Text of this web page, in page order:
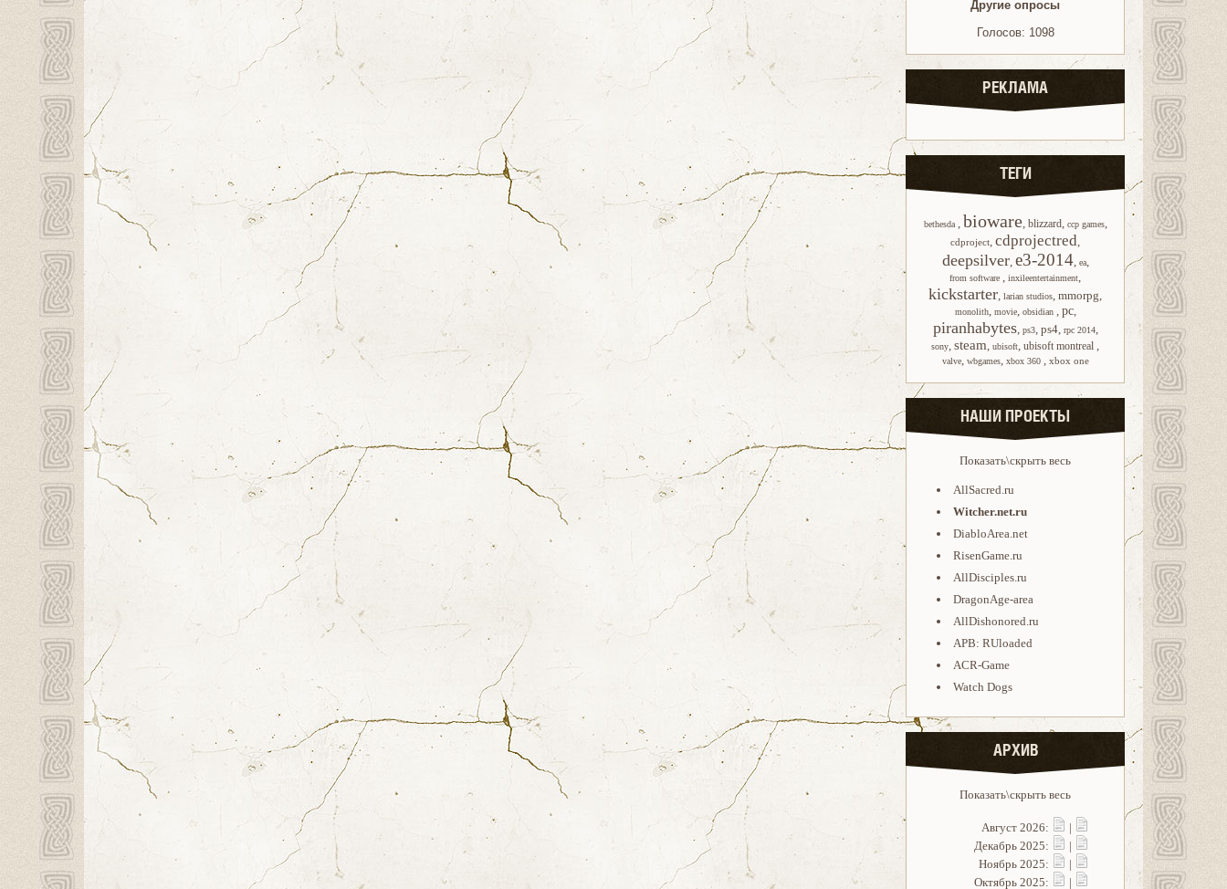
Другие опросы
Голосов: 1098
РЕКЛАМА
ТЕГИ
bethesda , bioware, blizzard, ccp games,
cdproject, cdprojectred,
deepsilver, e3-2014, ea,
from software , inxileentertainment,
kickstarter, larian studios, mmorpg,
monolith, movie, obsidian , pc,
piranhabytes, ps3, ps4, rpc 2014,
sony, steam, ubisoft, ubisoft montreal ,
valve, wbgames, xbox 360 , xbox one
НАШИ ПРОЕКТЫ
Показать\скрыть весь
AllSacred.ru
Witcher.net.ru
DiabloArea.net
RisenGame.ru
AllDisciples.ru
DragonAge-area
AllDishonored.ru
APB: RUloaded
ACR-Game
Watch Dogs
АРХИВ
Показать\скрыть весь
Август 2026:
|
Декабрь 2025:
|
Ноябрь 2025:
|
Октябрь 2025:
|